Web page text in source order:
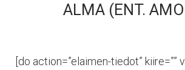
ALMA (ENT.
[do action=”elaimen-tiedot” kiire=””